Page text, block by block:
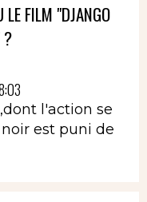
LE FILM "DJANGO
?
l'action se
noir est puni de